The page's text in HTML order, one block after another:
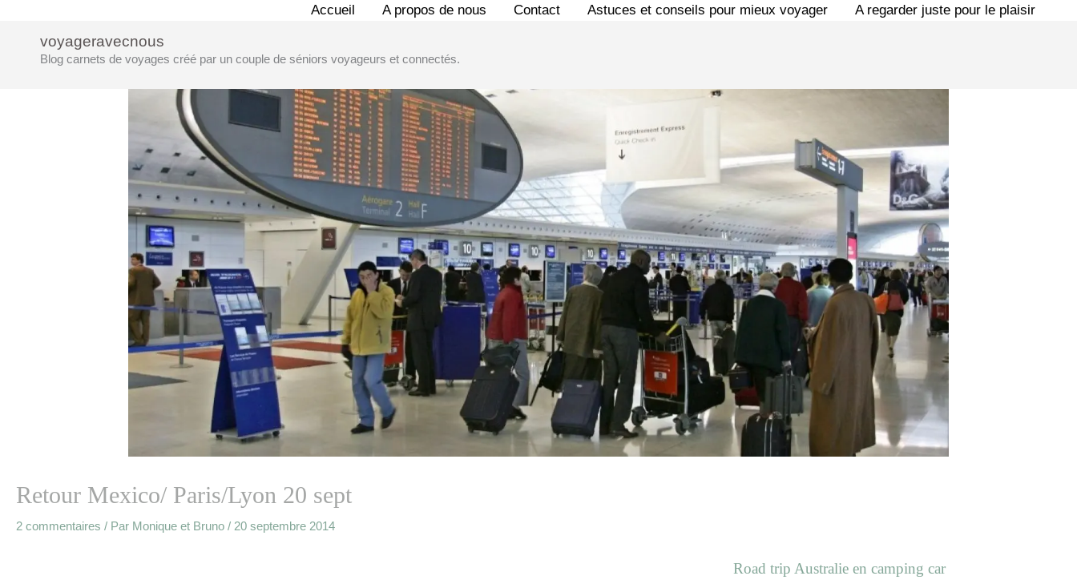
contenu
Accueil A propos de nous Contact Astuces et conseils pour mieux voyager A regarder juste pour le plaisir
voyageravecnous
Blog carnets de voyages créé par un couple de séniors voyageurs et connectés.
Retour Mexico/ Paris/Lyon 20 sept
2 commentaires / Par Monique et Bruno / 20 septembre 2014
Road trip Australie en camping car